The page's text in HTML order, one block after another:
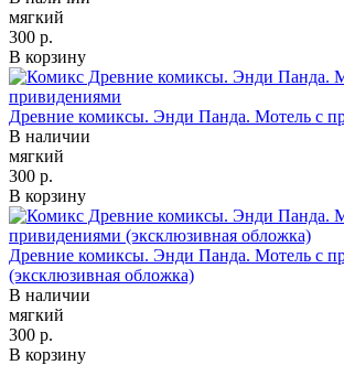
мягкий
300 р.
В корзину
Древние комиксы. Энди Панда. Мотель с
В наличии
мягкий
300 р.
В корзину
Древние комиксы. Энди Панда. Мотель с
(эксклюзивная обложка)
В наличии
мягкий
300 р.
В корзину